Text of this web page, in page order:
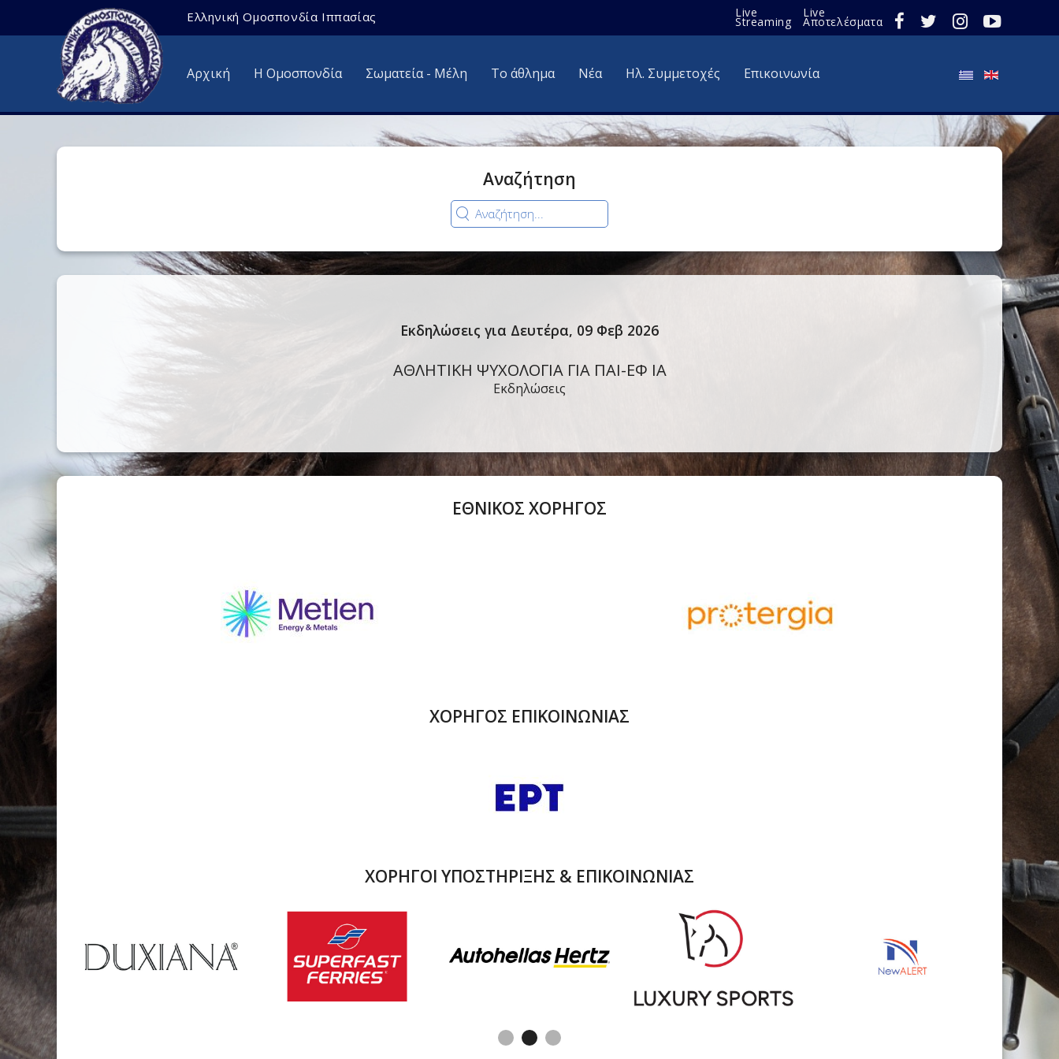
Ελληνική Ομοσπονδία Ιππασίας Live
Streaming
Live
Αποτελέσματα
Αρχική Η Ομοσπονδία Σωματεία - Μέλη Το άθλημα Νέα Ηλ. Συμμετοχές Επικοινωνία
Αναζήτηση
Εκδηλώσεις για Δευτέρα, 09 Φεβ 2026
ΑΘΛΗΤΙΚΗ ΨΥΧΟΛΟΓΙΑ ΓΙΑ ΠΑΙ-ΕΦ ΙΑ
Εκδηλώσεις
ΕΘΝΙΚΟΣ ΧΟΡΗΓΟΣ
ΧΟΡΗΓΟΣ ΕΠΙΚΟΙΝΩΝΙΑΣ
ΧΟΡΗΓΟΙ ΥΠΟΣΤΗΡΙΞΗΣ & ΕΠΙΚΟΙΝΩΝΙΑΣ